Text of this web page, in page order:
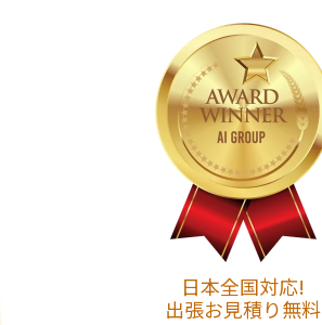
日本全国対応!
出張お見積り無料